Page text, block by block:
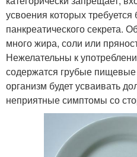
усвоения которых
панкреатического секрета.
много жира, соли или
Нежелательны к
содержатся грубые пищевые
организм будет усваивать
неприятные симптомы со